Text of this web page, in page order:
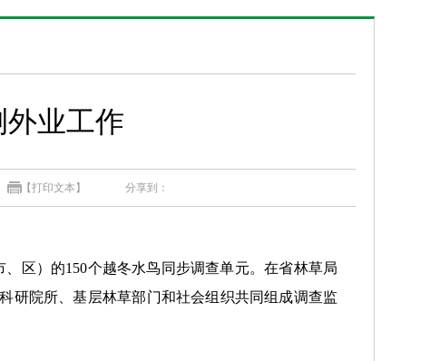
业工作
【打印文本】 分享到：
区）的150个越冬水鸟同步调查单元。在省林草局
研院所、基层林草部门和社会组织共同组成调查监